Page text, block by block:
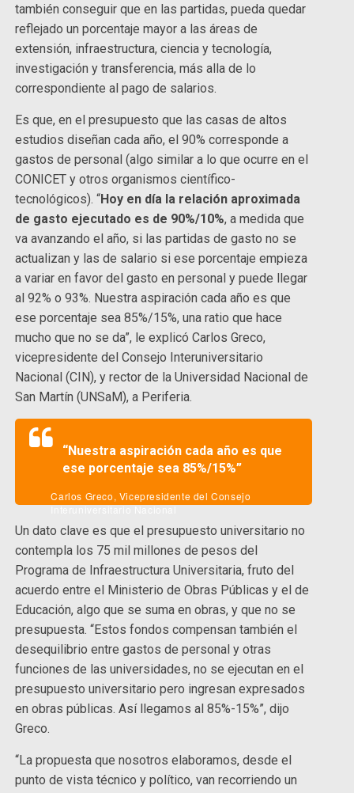
también conseguir que en las partidas, pueda quedar
reflejado un porcentaje mayor a las áreas de
extensión, infraestructura, ciencia y tecnología,
investigación y transferencia, más alla de lo
correspondiente al pago de salarios.
Es que, en el presupuesto que las casas de altos
estudios diseñan cada año, el 90% corresponde a
gastos de personal (algo similar a lo que ocurre en el
CONICET y otros organismos científico-
tecnológicos). “Hoy en día la relación aproximada
de gasto ejecutado es de 90%/10%, a medida que
va avanzando el año, si las partidas de gasto no se
actualizan y las de salario si ese porcentaje empieza
a variar en favor del gasto en personal y puede llegar
al 92% o 93%. Nuestra aspiración cada año es que
ese porcentaje sea 85%/15%, una ratio que hace
mucho que no se da”, le explicó Carlos Greco,
vicepresidente del Consejo Interuniversitario
Nacional (CIN), y rector de la Universidad Nacional de
San Martín (UNSaM), a Periferia.
“Nuestra aspiración cada año es que
ese porcentaje sea 85%/15%”
Carlos Greco, Vicepresidente del Consejo
Interuniversitario Nacional
Un dato clave es que el presupuesto universitario no
contempla los 75 mil millones de pesos del
Programa de Infraestructura Universitaria, fruto del
acuerdo entre el Ministerio de Obras Públicas y el de
Educación, algo que se suma en obras, y que no se
presupuesta. “Estos fondos compensan también el
desequilibrio entre gastos de personal y otras
funciones de las universidades, no se ejecutan en el
presupuesto universitario pero ingresan expresados
en obras públicas. Así llegamos al 85%-15%”, dijo
Greco.
“La propuesta que nosotros elaboramos, desde el
punto de vista técnico y político, van recorriendo un